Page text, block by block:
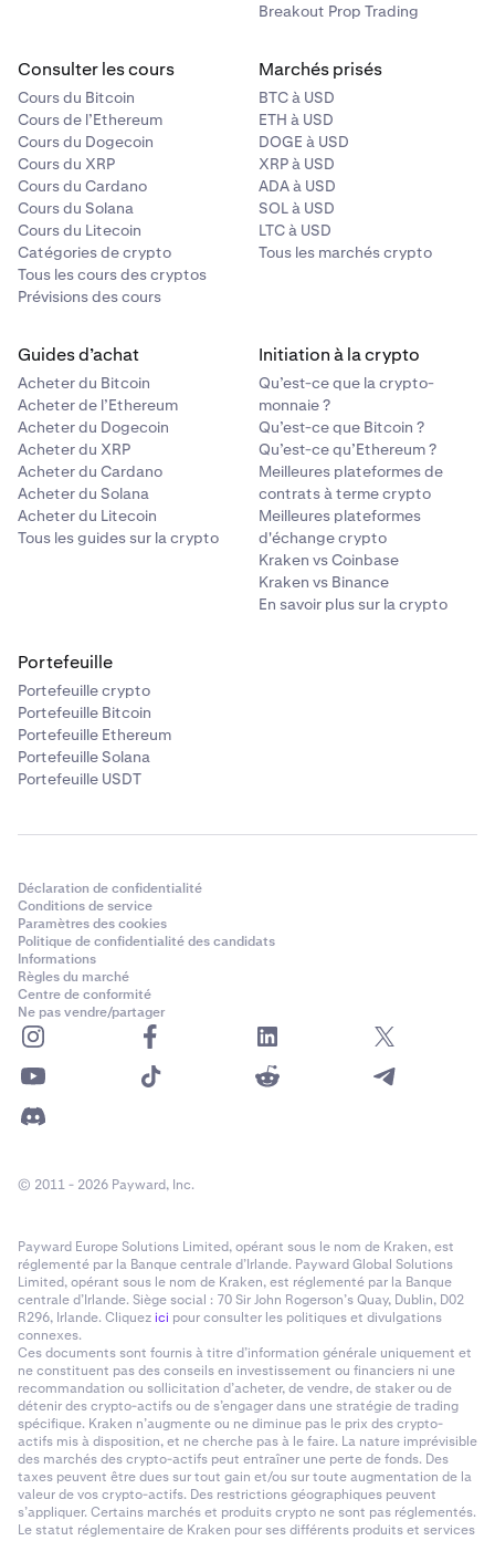
Breakout Prop Trading
Consulter les cours
Cours du Bitcoin
Cours de l’Ethereum
Cours du Dogecoin
Cours du XRP
Cours du Cardano
Cours du Solana
Cours du Litecoin
Catégories de crypto
Tous les cours des cryptos
Prévisions des cours
Marchés prisés
BTC à USD
ETH à USD
DOGE à USD
XRP à USD
ADA à USD
SOL à USD
LTC à USD
Tous les marchés crypto
Guides d’achat
Acheter du Bitcoin
Acheter de l’Ethereum
Acheter du Dogecoin
Acheter du XRP
Acheter du Cardano
Acheter du Solana
Acheter du Litecoin
Tous les guides sur la crypto
Initiation à la crypto
Qu’est-ce que la crypto-
monnaie ?
Qu’est-ce que Bitcoin ?
Qu’est-ce qu’Ethereum ?
Meilleures plateformes de
contrats à terme crypto
Meilleures plateformes
d'échange crypto
Kraken vs Coinbase
Kraken vs Binance
En savoir plus sur la crypto
Portefeuille
Portefeuille crypto
Portefeuille Bitcoin
Portefeuille Ethereum
Portefeuille Solana
Portefeuille USDT
Déclaration de confidentialité
Conditions de service
Paramètres des cookies
Politique de confidentialité des candidats
Informations
Règles du marché
Centre de conformité
Ne pas vendre/partager
© 2011 - 2026 Payward, Inc.
Payward Europe Solutions Limited, opérant sous le nom de Kraken, est
réglementé par la Banque centrale d’Irlande. Payward Global Solutions
Limited, opérant sous le nom de Kraken, est réglementé par la Banque
centrale d’Irlande. Siège social : 70 Sir John Rogerson’s Quay, Dublin, D02
R296, Irlande. Cliquezici pour consulter les politiques et divulgations
connexes.
Ces documents sont fournis à titre d’information générale uniquement et
ne constituent pas des conseils en investissement ou financiers ni une
recommandation ou sollicitation d’acheter, de vendre, de staker ou de
détenir des crypto-actifs ou de s’engager dans une stratégie de trading
spécifique. Kraken n’augmente ou ne diminue pas le prix des crypto-
actifs mis à disposition, et ne cherche pas à le faire. La nature imprévisible
des marchés des crypto-actifs peut entraîner une perte de fonds. Des
taxes peuvent être dues sur tout gain et/ou sur toute augmentation de la
valeur de vos crypto-actifs. Des restrictions géographiques peuvent
s’appliquer. Certains marchés et produits crypto ne sont pas réglementés.
Le statut réglementaire de Kraken pour ses différents produits et services